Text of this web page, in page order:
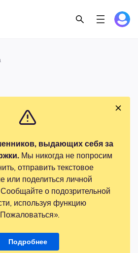
выдающих себя за
Мы никогда не попросим
отправить текстовое
или поделиться личной
о подозрительной
используя функцию
Подробнее